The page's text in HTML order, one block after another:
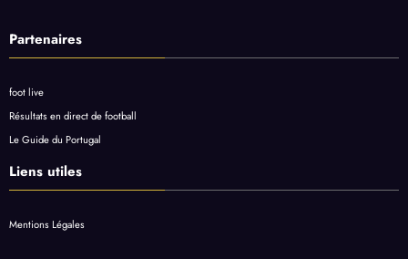
Partenaires
foot live
Résultats en direct de football
Le Guide du Portugal
Liens utiles
Mentions Légales